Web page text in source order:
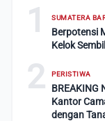
1 SUMATERA
Berpotensi
Kelok
2 PERISTIWA
BREAKING
Kantor
dengan